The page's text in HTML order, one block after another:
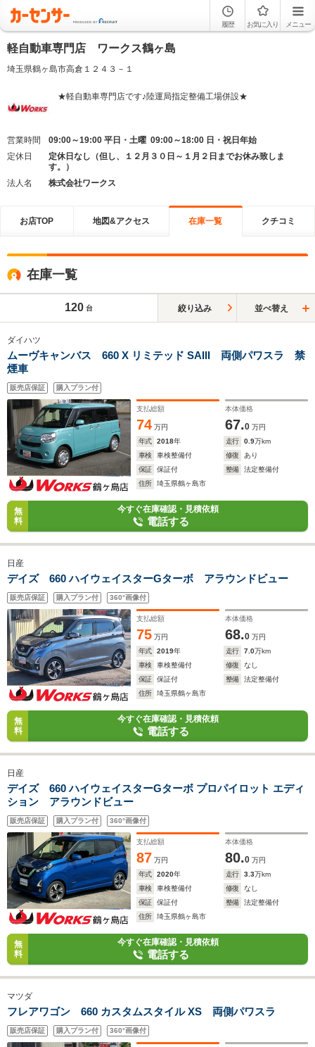
履歴 お気に入り メニュー
軽自動車専門店 ワークス鶴ヶ島
埼玉県鶴ヶ島市高倉１２４３－１
★軽自動車専門店です♪陸運局指定整備工場併設★
営業時間
09:00～19:00 平日・土曜 09:00～18:00 日・祝日年始
定休日
定休日なし（但し、１２月３０日～１月２日までお休み致しま
す。）
法人名
株式会社ワークス
お店TOP 地図&アクセス 在庫一覧 クチコミ
在庫一覧
120 台 絞り込み 並べ替え
ダイハツ
ムーヴキャンバス 660 X リミテッド SAIII 両側パワスラ 禁
煙車
販売店保証 購入プラン付
支払総額
74 万円
本体価格
67.0 万円
年式
2018年 走行 0.9万km
車検
車検整備付 修復
あり
保証
保証付 整備
法定整備付
住所
埼玉県鶴ヶ島市
無
料
今すぐ在庫確認・見積依頼
電話する
日産
デイズ 660 ハイウェイスターGターボ アラウンドビュー
販売店保証 購入プラン付 360°画像付
支払総額
75 万円
本体価格
68.0 万円
年式
2019年 走行 7.0万km
車検
車検整備付 修復
なし
保証
保証付 整備
法定整備付
住所
埼玉県鶴ヶ島市
無
料
今すぐ在庫確認・見積依頼
電話する
日産
デイズ 660 ハイウェイスターGターボ プロパイロット エディ
ション アラウンドビュー
販売店保証 購入プラン付 360°画像付
支払総額
87 万円
本体価格
80.0 万円
年式
2020年 走行 3.3万km
車検
車検整備付 修復
なし
保証
保証付 整備
法定整備付
住所
埼玉県鶴ヶ島市
無
料
今すぐ在庫確認・見積依頼
電話する
マツダ
フレアワゴン 660 カスタムスタイル XS 両側パワスラ
販売店保証 購入プラン付 360°画像付